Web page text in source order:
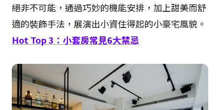
絕非不可能，通過巧妙的機能安排，加上甜美而舒
適的裝飾手法，展演出小資住得起的小豪宅風貌。
Hot Top 3 ：小套房常見6大禁忌